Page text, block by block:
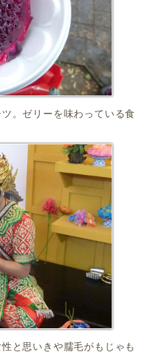
。ゼリーを味わっている食
と思いきや臑毛がもじゃも